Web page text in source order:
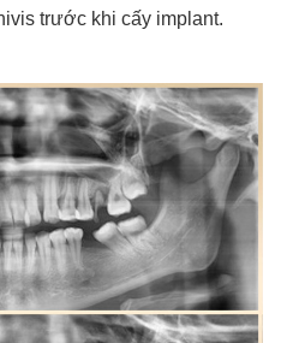
trước khi cấy implant.